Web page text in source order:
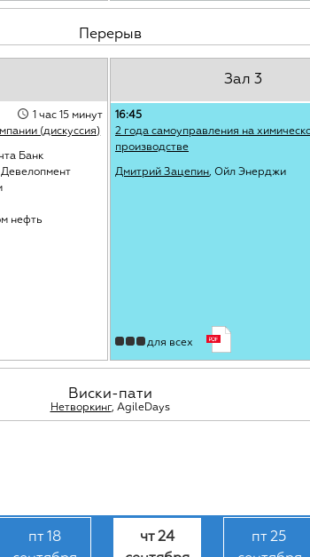
Перерыв
1 час 15 минут
(дискуссия)
Банк
Девелопмент
нефть
Зал 3
16:45
2 года самоуправления на
производстве
Дмитрий Зацепин, Ойл Энерджи
для всех
Виски-пати
Нетворкинг, AgileDays
пт 18
чт 24
пт 25